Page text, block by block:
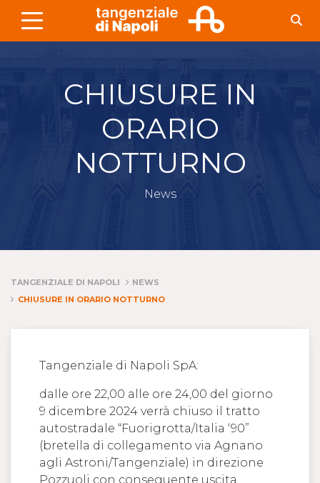
Skip to Main Content
CHIUSURE IN
ORARIO
NOTTURNO
News
TANGENZIALE DI NAPOLI
NEWS
CHIUSURE IN ORARIO NOTTURNO
Tangenziale di Napoli SpA:
dalle ore 22,00 alle ore 24,00 del giorno
9 dicembre 2024 verrà chiuso il tratto
autostradale “Fuorigrotta/Italia ‘90”
(bretella di collegamento via Agnano
agli Astroni/Tangenziale) in direzione
Pozzuoli con conseguente uscita